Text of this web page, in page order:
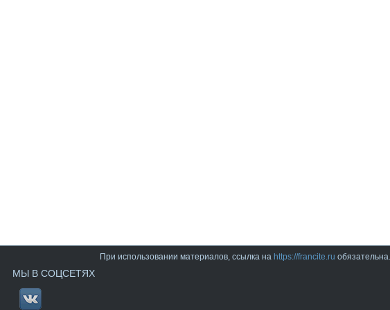
При использовании материалов, ссылка на https://francite.ru обязательна.
МЫ В СОЦСЕТЯХ